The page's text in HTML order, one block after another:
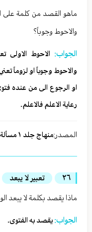
ماهو القصد من كلمة على
والاحوط وجوباً؟
الجواب: الاحوط الاولى
والاحوط وجوباً او لزوماً
او الرجوع الى من عنده
رعاية الاعلم فالاعلم.
المصدر:منهاج جلد ١ مسألة ٣١
٢٦
تعبير لا يبعد
ماذا يقصد بكلمة لا يبعد
الجواب: يقصد به الفتوى.